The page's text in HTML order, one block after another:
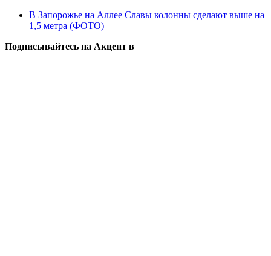
В Запорожье на Аллее Славы колонны сделают выше на
1,5 метра (ФОТО)
Подписывайтесь на Акцент в